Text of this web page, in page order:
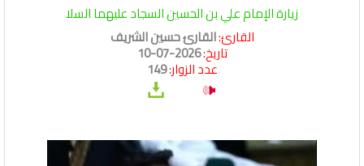
زيارة الإمام علي بن الحسين السجاد عليهما السلا
القارئ:القارئ حسين الشريف
تاريخ:2026-07-10
عدد الزوار:149